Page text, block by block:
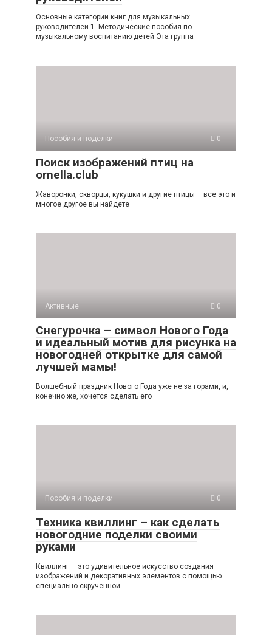
Основные категории книг для музыкальных
руководителей 1. Методические пособия по
музыкальному воспитанию детей Эта группа
Пособия и поделки 0
Поиск изображений птиц на
ornella.club
Жаворонки, скворцы, кукушки и другие птицы – все это и
многое другое вы найдете
Активные 0
Снегурочка – символ Нового Года
и идеальный мотив для рисунка на
новогодней открытке для самой
лучшей мамы!
Волшебный праздник Нового Года уже не за горами, и,
конечно же, хочется сделать его
Пособия и поделки 0
Техника квиллинг – как сделать
новогодние поделки своими
руками
Квиллинг – это удивительное искусство создания
изображений и декоративных элементов с помощью
специально скрученной